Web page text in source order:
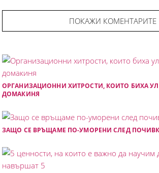
ПОКАЖИ КОМЕНТАРИТЕ
ОРГАНИЗАЦИОННИ ХИТРОСТИ, КОИТО БИХА
ДОМАКИНЯ
ЗАЩО СЕ ВРЪЩАМЕ ПО-УМОРЕНИ СЛЕД